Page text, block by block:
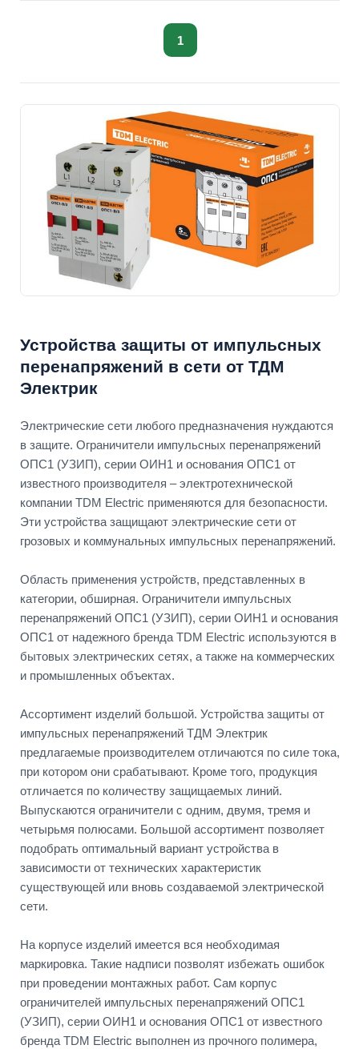
1
Устройства защиты от импульсных
перенапряжений в сети от ТДМ
Электрик
Электрические сети любого предназначения нуждаются
в защите. Ограничители импульсных перенапряжений
ОПС1 (УЗИП), серии ОИН1 и основания ОПС1 от
известного производителя – электротехнической
компании TDM Electric применяются для безопасности.
Эти устройства защищают электрические сети от
грозовых и коммунальных импульсных перенапряжений.
Область применения устройств, представленных в
категории, обширная. Ограничители импульсных
перенапряжений ОПС1 (УЗИП), серии ОИН1 и основания
ОПС1 от надежного бренда TDM Electric используются в
бытовых электрических сетях, а также на коммерческих
и промышленных объектах.
Ассортимент изделий большой. Устройства защиты от
импульсных перенапряжений ТДМ Электрик
предлагаемые производителем отличаются по силе тока,
при котором они срабатывают. Кроме того, продукция
отличается по количеству защищаемых линий.
Выпускаются ограничители с одним, двумя, тремя и
четырьмя полюсами. Большой ассортимент позволяет
подобрать оптимальный вариант устройства в
зависимости от технических характеристик
существующей или вновь создаваемой электрической
сети.
На корпусе изделий имеется вся необходимая
маркировка. Такие надписи позволят избежать ошибок
при проведении монтажных работ. Сам корпус
ограничителей импульсных перенапряжений ОПС1
(УЗИП), серии ОИН1 и основания ОПС1 от известного
бренда TDM Electric выполнен из прочного полимера,